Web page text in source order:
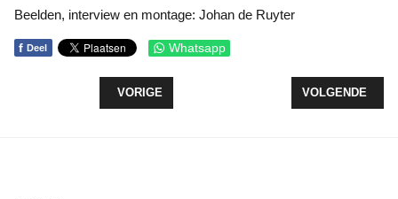
Beelden, interview en montage: Johan de Ruyter
f Deel Whatsapp
VORIG ARTIKEL: SPOT ONZ! - JONGEREN
VORIGE VOLGENDE
VOLGENDE